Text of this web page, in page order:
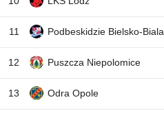
11 Podbeskidzie Bielsko-Biala
12 Puszcza Niepolomice
13 Odra Opole